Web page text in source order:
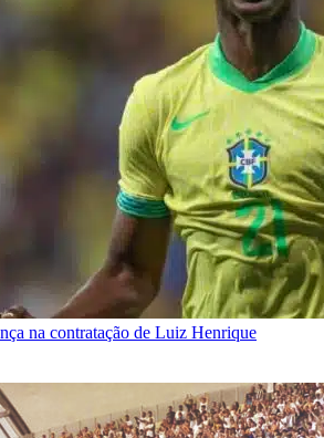
na contratação de Luiz Henrique